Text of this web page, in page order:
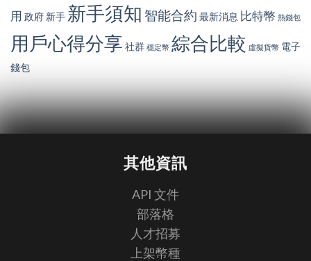
用 政府 新手 新手須知 智能合約 最新消息 比特幣 熱錢包
用戶心得分享 社群 穩定幣 綜合比較 虛擬貨幣 電子
錢包
其他資訊
API 文件
部落格
人才招募
上架幣種